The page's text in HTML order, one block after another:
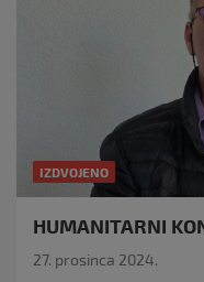
IZDVOJENO
HUMANITARNI
27. prosinca 2024.